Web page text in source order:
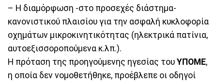
– Η διαμόρφωση -στο προσεχές διάστημα-
κανονιστικού πλαισίου για την ασφαλή κυκλοφορία
οχημάτων μικροκινητικότητας (ηλεκτρικά πατίνια,
αυτοεξισσοροπούμενα κ.λπ.).
Η πρόταση της προηγούμενης ηγεσίας του ΥΠΟΜΕ,
η οποία δεν νομοθετήθηκε, προέβλεπε οι οδηγοί